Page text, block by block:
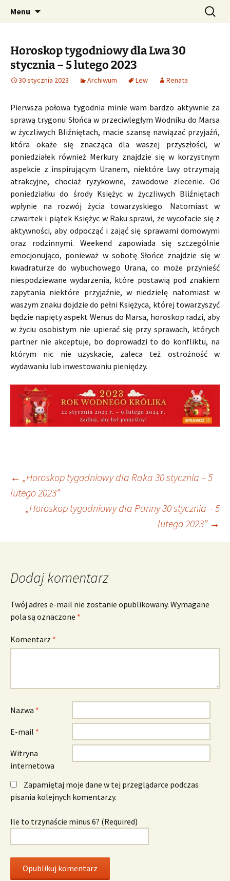
CzaroMarowy horoskop
dzienny, miesięczny i
tygodniowy
Profesjonalne przepowiednie astrologiczne
Menu Szukaj:
Horoskop tygodniowy dla Lwa 30
stycznia – 5 lutego 2023
30 stycznia 2023 Archiwum Lew Renata
Pierwsza połowa tygodnia minie wam bardzo aktywnie za
sprawą trygonu Słońca w przeciwległym Wodniku do Marsa
w życzliwych Bliźniętach, macie szansę nawiązać przyjaźń,
która okaże się znacząca dla waszej przyszłości, w
poniedziałek również Merkury znajdzie się w korzystnym
aspekcie z inspirującym Uranem, niektóre Lwy otrzymają
atrakcyjne, chociaż ryzykowne, zawodowe zlecenie. Od
poniedziałku do środy Księżyc w życzliwych Bliźniętach
wpłynie na rozwój życia towarzyskiego. Natomiast w
czwartek i piątek Księżyc w Raku sprawi, że wycofacie się z
aktywności, aby odpocząć i zająć się sprawami domowymi
oraz rodzinnymi. Weekend zapowiada się szczególnie
emocjonująco, ponieważ w sobotę Słońce znajdzie się w
kwadraturze do wybuchowego Urana, co może przynieść
niespodziewane wydarzenia, które postawią pod znakiem
zapytania niektóre przyjaźnie, w niedzielę natomiast w
waszym znaku dojdzie do pełni Księżyca, której towarzyszyć
będzie napięty aspekt Wenus do Marsa, horoskop radzi, aby
w życiu osobistym nie upierać się przy sprawach, których
partner nie akceptuje, bo doprowadzi to do konfliktu, na
którym nic nie uzyskacie, zaleca też ostrożność w
wydawaniu lub inwestowaniu pieniędzy.
Nawigacja
wpisu
← „Horoskop tygodniowy dla Raka 30 stycznia – 5
lutego 2023”
„Horoskop tygodniowy dla Panny 30 stycznia – 5
lutego 2023” →
Dodaj komentarz
Twój adres e-mail nie zostanie opublikowany. Wymagane
pola są oznaczone *
Komentarz *
Nazwa *
E-mail *
Witryna
internetowa
Zapamiętaj moje dane w tej przeglądarce podczas
pisania kolejnych komentarzy.
Ile to trzynaście minus 6? (Required)